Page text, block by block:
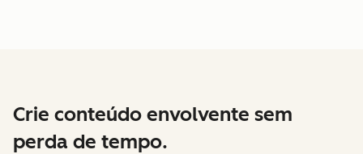
Crie conteúdo envolvente sem
perda de tempo.